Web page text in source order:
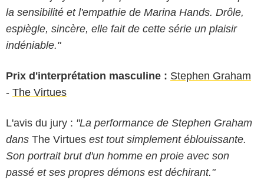
la sensibilité et l'empathie de Marina Hands. Drôle,
espiègle, sincère, elle fait de cette série un plaisir
indéniable."
Prix d'interprétation masculine : Stephen Graham
- The Virtues
L'avis du jury : "La performance de Stephen Graham
dans The Virtues est tout simplement éblouissante.
Son portrait brut d'un homme en proie avec son
passé et ses propres démons est déchirant."